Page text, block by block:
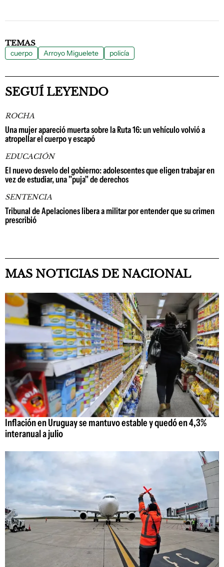
TEMAS
cuerpo Arroyo Miguelete policía
SEGUÍ LEYENDO
ROCHA
Una mujer apareció muerta sobre la Ruta 16: un vehículo volvió a
atropellar el cuerpo y escapó
EDUCACIÓN
El nuevo desvelo del gobierno: adolescentes que eligen trabajar en
vez de estudiar, una "puja" de derechos
SENTENCIA
Tribunal de Apelaciones libera a militar por entender que su crimen
prescribió
MAS NOTICIAS DE NACIONAL
Inflación en Uruguay se mantuvo estable y quedó en 4,3%
interanual a julio